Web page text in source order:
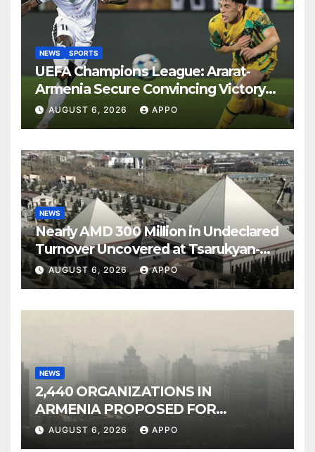
NEWS SPORTS
UEFA Champions League: Ararat-
Armenia Secure Convincing Victory
Over Shamrock Rovers 2-0
AUGUST 6, 2026 APPO
NEWS
Nearly AMD 300 Million in Undeclared
Turnover Uncovered at Tsarukyan-
Owned Entertainment Center
AUGUST 6, 2026 APPO
NEWS
2,440 ORGANIZATIONS IN
ARMENIA PROPOSED FOR
INCLUSION IN LIST OF AIR
AUGUST 6, 2026 APPO